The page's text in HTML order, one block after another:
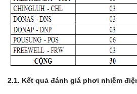
2.1. Kết quả đánh giá phơi nhiễm